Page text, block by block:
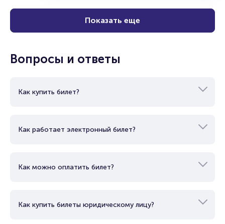
Показать еще
Вопросы и ответы
Как купить билет?
Как работает электронный билет?
Как можно оплатить билет?
Как купить билеты юридическому лицу?